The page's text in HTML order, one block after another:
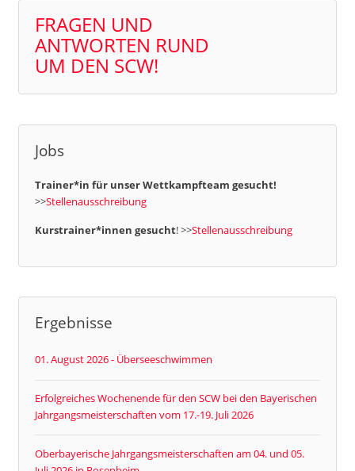
FRAGEN UND
ANTWORTEN RUND
UM DEN SCW!
Jobs
Trainer*in für unser Wettkampfteam gesucht!
>>Stellenausschreibung
Kurstrainer*innen gesucht! >>Stellenausschreibung
Ergebnisse
01. August 2026 - Überseeschwimmen
Erfolgreiches Wochenende für den SCW bei den Bayerischen
Jahrgangsmeisterschaften vom 17.-19. Juli 2026
Oberbayerische Jahrgangsmeisterschaften am 04. und 05.